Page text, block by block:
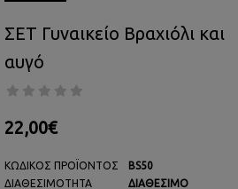
ΣΕΤ Γυναικείο Βραχιόλι και
αυγό
22,00€
ΚΩΔΙΚΌΣ ΠΡΟΪΌΝΤΟΣ
ΔΙΑΘΕΣΙΜΌΤΗΤΑ
BS50
ΔΙΑΘΈΣΙΜΟ